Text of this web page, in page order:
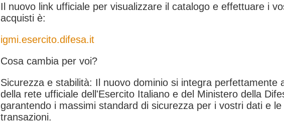
Il nuovo link ufficiale per visualizzare il catalogo e effettuare i
acquisti è:
igmi.esercito.difesa.it
Cosa cambia per voi?
Sicurezza e stabilità: Il nuovo dominio si integra perfettamente
della rete ufficiale dell'Esercito Italiano e del Ministero della
garantendo i massimi standard di sicurezza per i vostri dati e
transazioni.